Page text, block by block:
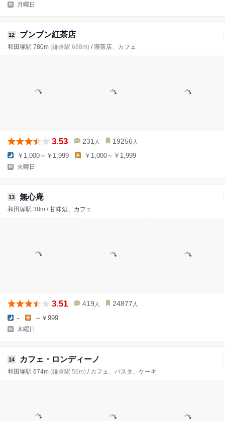
月曜日
12 ブンブン紅茶店
和田塚駅 780m (鎌倉駅 688m) / 喫茶店、カフェ
3.53 231 人 19256 人
￥1,000～￥1,999 ￥1,000～￥1,999
火曜日
13 無心庵
和田塚駅 38m / 甘味処、カフェ
3.51 419 人 24877 人
- ～￥999
木曜日
14 カフェ・ロンディーノ
和田塚駅 674m (鎌倉駅 56m) / カフェ、パスタ、ケーキ